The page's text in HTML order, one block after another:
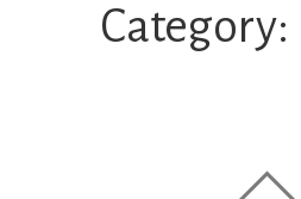
Category: